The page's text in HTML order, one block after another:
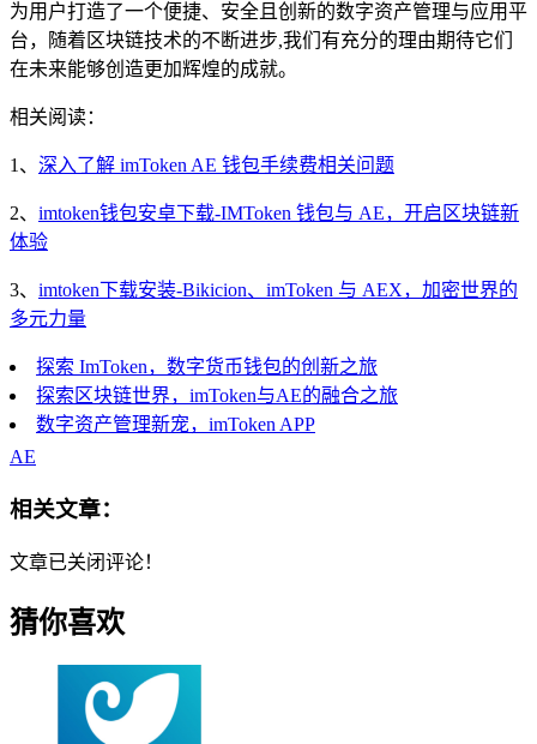
为用户打造了一个便捷、安全且创新的数字资产管理与应用平
台，随着区块链技术的不断进步,我们有充分的理由期待它们
在未来能够创造更加辉煌的成就。
相关阅读：
1、 深入了解 imToken AE 钱包手续费相关问题
2、 imtoken钱包安卓下载-IMToken 钱包与 AE，开启区块链新
体验
3、 imtoken下载安装-Bikicion、imToken 与 AEX，加密世界的
多元力量
探索 ImToken，数字货币钱包的创新之旅
探索区块链世界，imToken与AE的融合之旅
数字资产管理新宠，imToken APP
AE
相关文章：
文章已关闭评论！
猜你喜欢